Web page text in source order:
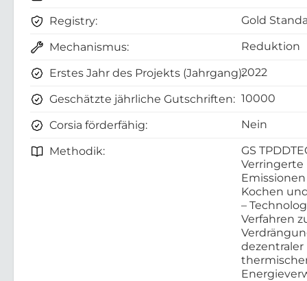
Registry: Gold
Mechanismus: Reduktion
Erstes Jahr des Projekts (Jahrgang):2022
Geschätzte jährliche Gutschriften: 10000
Corsia förderfähig: Nein
Methodik:
GS
Verringerte
Kochen
–
Verfahren
dezentraler